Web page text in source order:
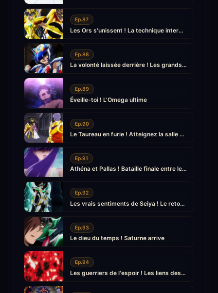
Ep.87
Les Ors s'unissent ! La technique interdite
Ep.88
La volonté laissée derrière ! Les grands enseignements des Saints
Ep.89
Éveille-toi ! L'Omega ultime
Ep.90
Le Taureau en furie ! Atteignez la salle du trône de Pallas
Ep.91
Athéna et Pallas ! Bataille finale entre les déesses
Ep.92
Les vrais sentiments de Seiya ! Le retour du mensonge
Ep.93
Le dieu du temps ! Saturne arrive
Ep.94
Les guerriers de l'espoir ! Les liens des Saints